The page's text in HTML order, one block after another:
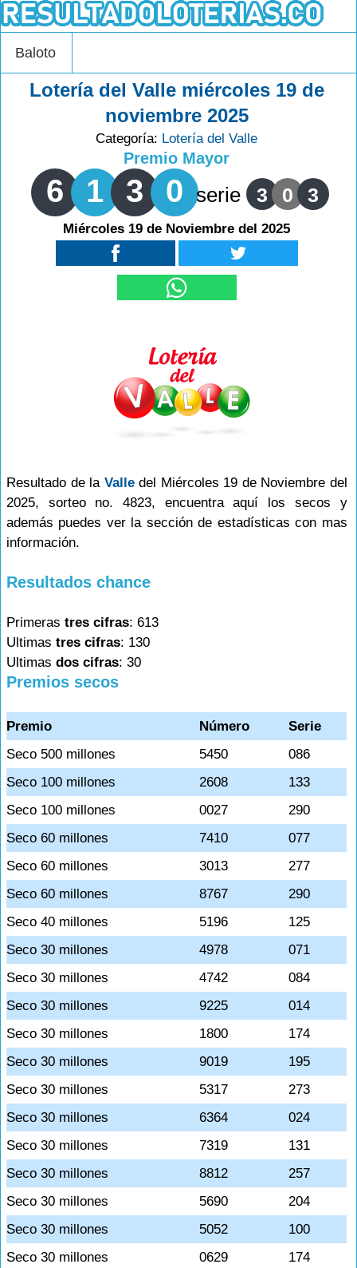
Baloto
Lotería del Valle miércoles 19 de
noviembre 2025
Categoría: Lotería del Valle
Premio Mayor
6 1 3 0 serie 3 0 3
Miércoles 19 de Noviembre del 2025
Resultado de la Valledel Miércoles 19 de Noviembre del
2025, sorteo no. 4823, encuentra aquí los secos y
además puedes ver la sección de estadísticas con mas
información.
Resultados chance
Primeras tres cifras: 613
Ultimas tres cifras: 130
Ultimas dos cifras: 30
Premios secos
Premio Número
Serie
Seco 500 millones
5450
086
Seco 100 millones
2608
133
Seco 100 millones
0027
290
Seco 60 millones
7410
077
Seco 60 millones
3013
277
Seco 60 millones
8767
290
Seco 40 millones
5196
125
Seco 30 millones
4978
071
Seco 30 millones
4742
084
Seco 30 millones
9225
014
Seco 30 millones
1800
174
Seco 30 millones
9019
195
Seco 30 millones
5317
273
Seco 30 millones
6364
024
Seco 30 millones
7319
131
Seco 30 millones
8812
257
Seco 30 millones
5690
204
Seco 30 millones
5052
100
Seco 30 millones
0629
174